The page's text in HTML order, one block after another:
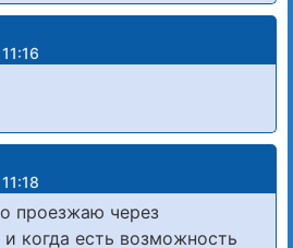
проезжаю через
когда есть возможность